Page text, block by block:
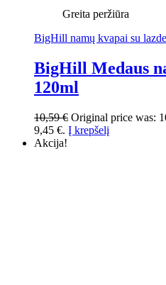
Greita peržiūra
BigHill namų kvapai su
BigHill Medaus
120ml
10,59€ Original price was:
9,45 €. Į krepšelį
Akcija!